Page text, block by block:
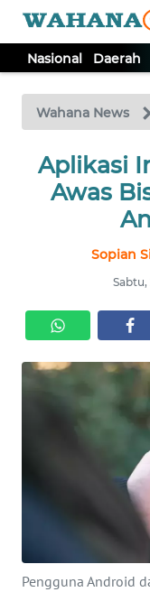
Nasional Daerah
Wahana News
Aplikasi
Awas
Sopian
Sabtu,
Pengguna Android
TV
Tutup
NASIONAL
POLHUKAM
KRIMINAL
EKUIN
SAINS-TEKNO
SERBA-SERBI